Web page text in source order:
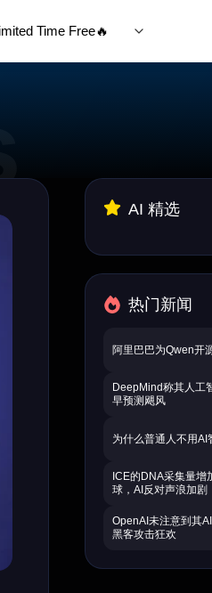
Time Free🔥
AI 精选
热门新闻
阿里巴巴为Qwen开
DeepMind称其人工
早预测飓风
为什么普通人不用AI
ICE的DNA采集量增
球，AI反对声浪加剧
OpenAI未注意到其
黑客攻击狂欢